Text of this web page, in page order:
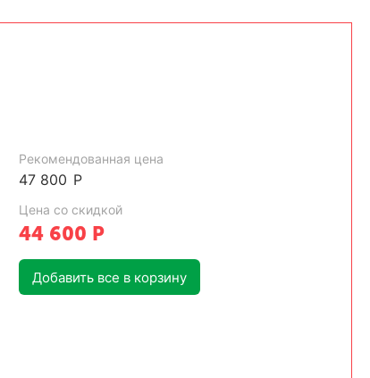
Рекомендованная цена
47 800 Р
Цена со скидкой
44 600 Р
Добавить все в корзину